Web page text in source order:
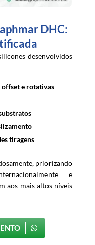
DHC:
desenvolvidos
offset e rotativas
tiragens
priorizando
e
aos mais altos níveis